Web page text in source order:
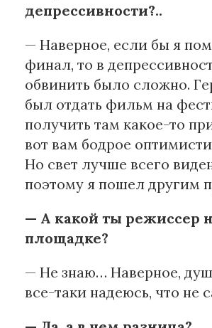
депрессивности?..
— Наверное, если бы я
финал, то в
обвинить было сложно.
был отдать фильм на
получить там какое-то
вот вам бодрое
Но свет лучше всего
поэтому я пошел другим
— А какой ты режиссер
площадке?
— Не знаю… Наверное,
все-таки надеюсь, что не